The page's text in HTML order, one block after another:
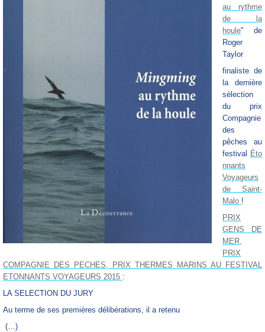
au rythme
de la
houle" de
Roger
Taylor
finaliste de
la dernière
sélection
du prix
Compagnie
des
pêches au
festival
Éto
nnants
Voyageurs
de Saint-
Malo !
PRIX
GENS DE
MER,
PRIX
COMPAGNIE DES PECHES, PRIX THERMES MARINS AU FESTIVAL
ETONNANTS VOYAGEURS 2015 :
LA SELECTION DU JURY
Au terme de ses premières délibérations, il a retenu
(…)